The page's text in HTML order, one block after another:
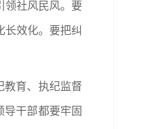
领社风民风。要
效化。要把纠
教育、执纪监督
干部都要牢固